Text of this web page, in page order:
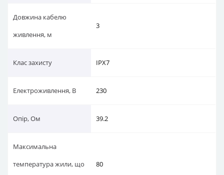
Довжина кабелю
живлення, м
3
Клас захисту IPX7
Електроживлення, В 230
Опір, Ом 39.2
Максимальна
температура жили, що
80